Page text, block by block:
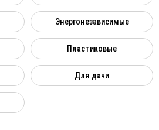
Энергонезависимые
Пластиковые
Для дачи